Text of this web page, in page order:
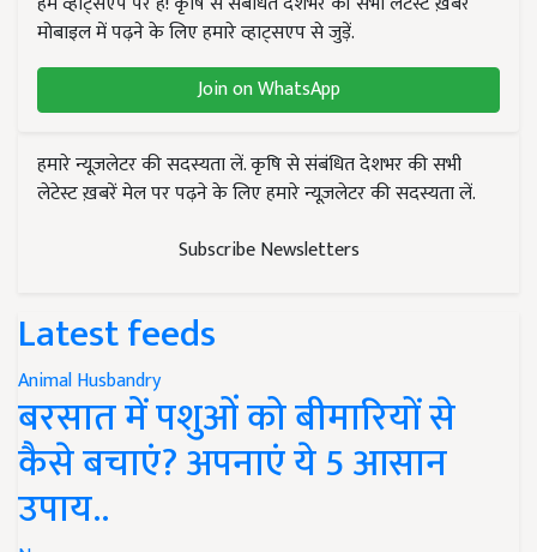
मोबाइल में पढ़ने के लिए हमारे व्हाट्सएप से जुड़ें.
Join on WhatsApp
हमारे न्यूज़लेटर की सदस्यता लें. कृषि से संबंधित देशभर की सभी
लेटेस्ट ख़बरें मेल पर पढ़ने के लिए हमारे न्यूज़लेटर की सदस्यता लें.
Subscribe Newsletters
Latest feeds
Animal Husbandry
बरसात में पशुओं को बीमारियों से
कैसे बचाएं? अपनाएं ये 5 आसान
उपाय..